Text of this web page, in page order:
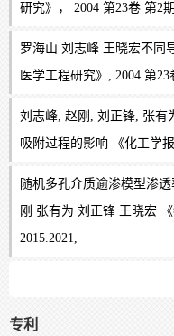
研究》， 2004 第23卷 第2
罗海山 刘志峰 王晓宏不同
医学工程研究》, 2004 第
刘志峰, 赵刚, 刘正锋, 张有
吸附过程的影响 《化工学
随机多孔介质逾渗模型渗
刚 张有为 刘正锋 王晓宏
2015.2021,
专利